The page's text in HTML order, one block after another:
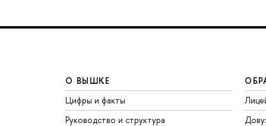
О ВЫШКЕ
Цифры и факты
Руководство и структура